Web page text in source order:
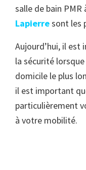
salle de bain PMR
Lapierresont les
Aujourd’hui, il est
la sécurité
domicile le plus
il est important
particulièrement
à votre mobilité.